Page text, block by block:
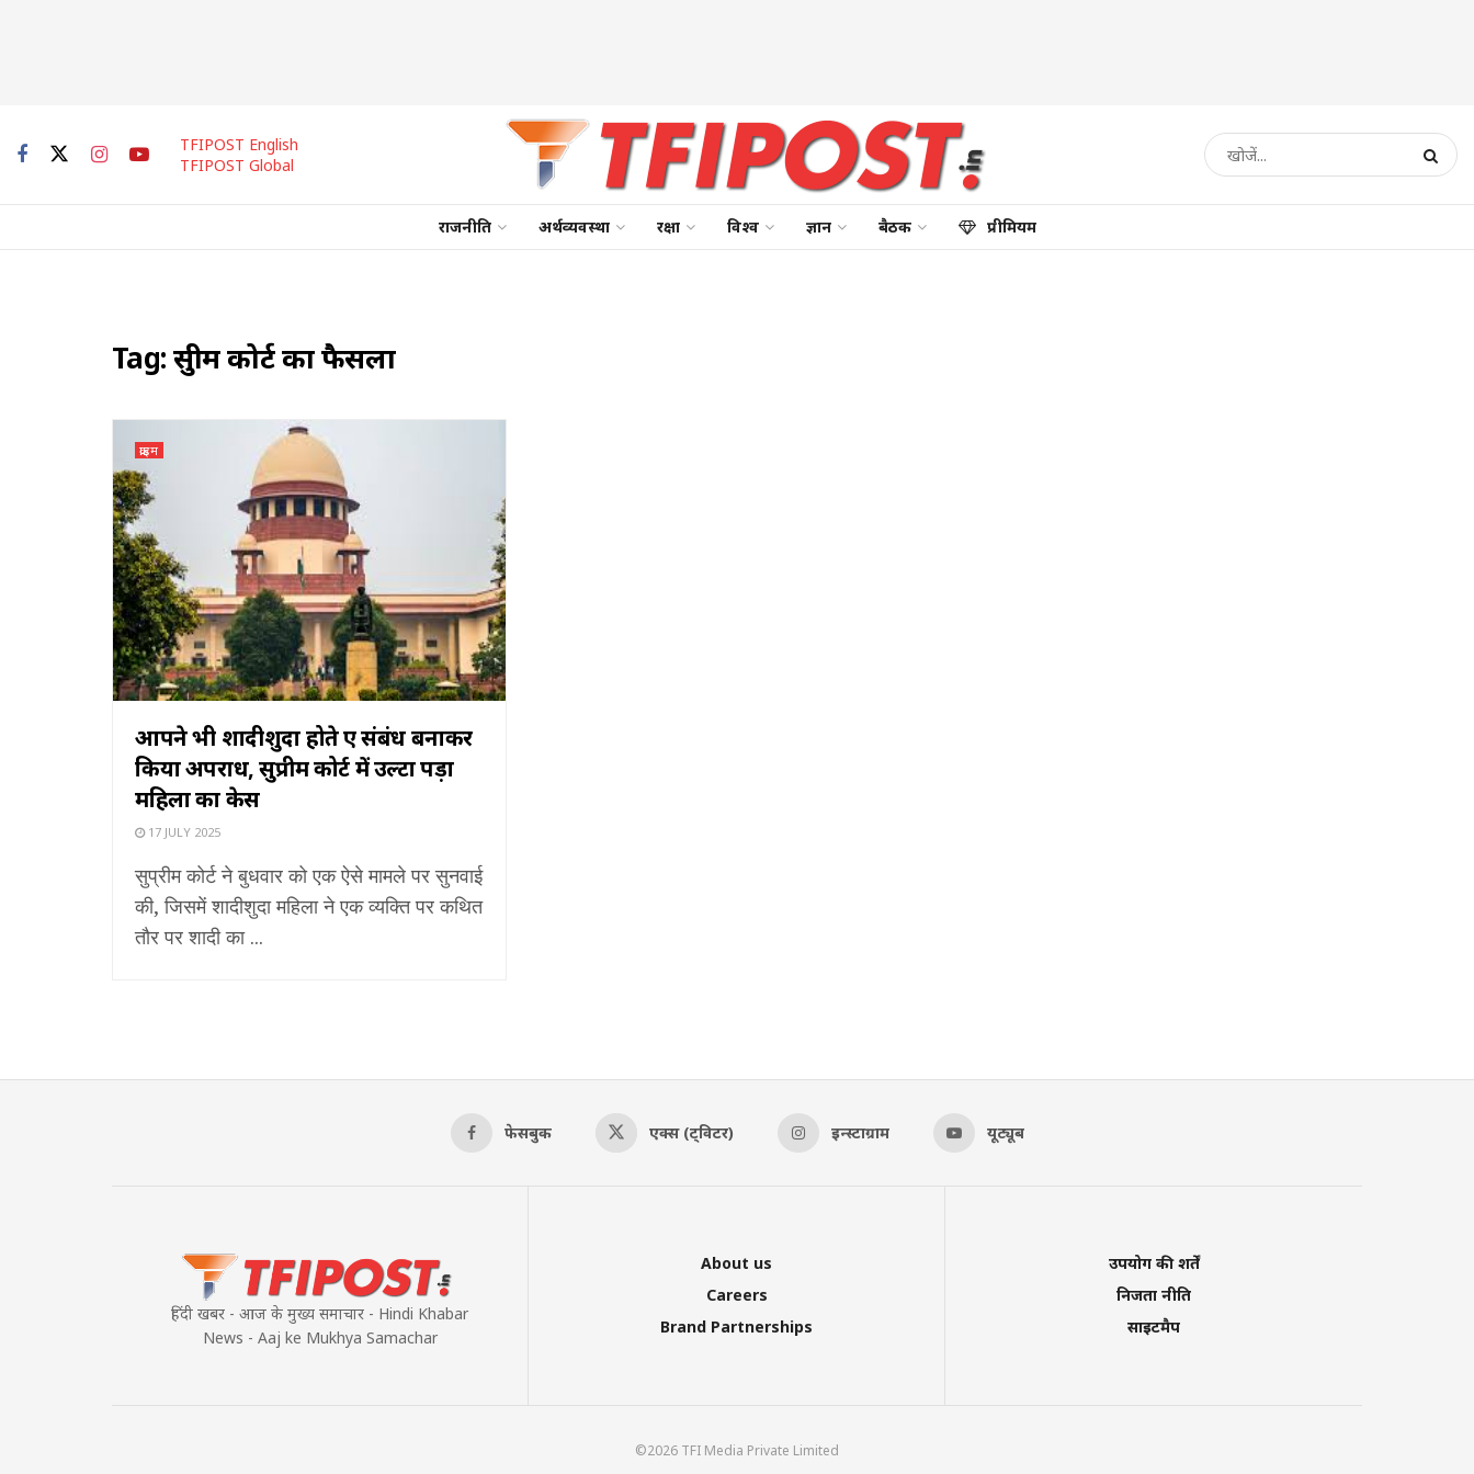
TFIPOST English
TFIPOST Global
राजनीति अर्थव्यवस्था रक्षा विश्व ज्ञान बैठक प्रीमियम
Tag:सुप्रीम कोर्ट का फैसला
क्राइम
आपने भी शादीशुदा होते हुए संबंध बनाकर
किया अपराध, सुप्रीम कोर्ट में उल्टा पड़ा
महिला का केस
17 JULY 2025
सुप्रीम कोर्ट ने बुधवार को एक ऐसे मामले पर सुनवाई
की, जिसमें शादीशुदा महिला ने एक व्यक्ति पर कथित
तौर पर शादी का ...
फेसबुक एक्स (ट्विटर) इन्स्टाग्राम यूट्यूब
हिंदी खबर - आज के मुख्य समाचार - Hindi Khabar
News - Aaj ke Mukhya Samachar
About us
Careers
Brand Partnerships
उपयोग की शर्तें
निजता नीति
साइटमैप
©2026 TFI Media Private Limited